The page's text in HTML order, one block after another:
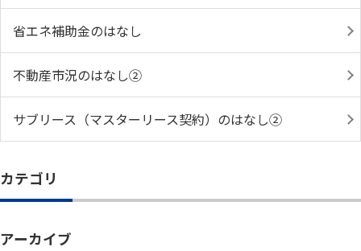
省エネ補助金のはなし
不動産市況のはなし②
サブリース（マスターリース契約）のはなし②
カテゴリ
アーカイブ